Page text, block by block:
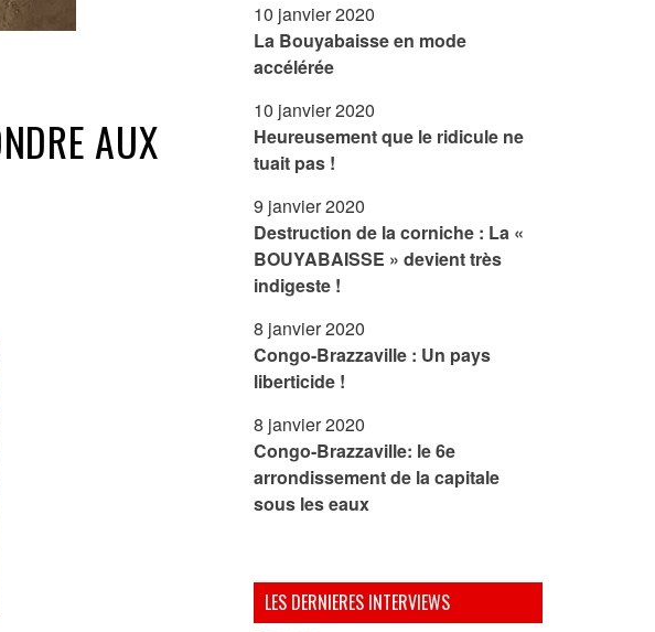
AUX
10 janvier 2020
La Bouyabaisse en mode
accélérée
10 janvier 2020
Heureusement que le ridicule ne
tuait pas !
9 janvier 2020
Destruction de la corniche : La «
BOUYABAISSE » devient très
indigeste !
8 janvier 2020
Congo-Brazzaville : Un pays
liberticide !
8 janvier 2020
Congo-Brazzaville: le 6e
arrondissement de la capitale
sous les eaux
LES DERNIERES INTERVIEWS